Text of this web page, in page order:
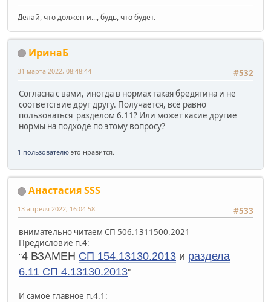
Делай, что должен и..., будь, что будет.
ИринаБ
#532
31 марта 2022, 08:48:44
Согласна с вами, иногда в нормах такая бредятина и не
соответствие друг другу. Получается, всё равно
пользоваться разделом 6.11? Или может какие другие
нормы на подходе по этому вопросу?
1 пользователю это нравится.
Анастасия SSS
#533
13 апреля 2022, 16:04:58
внимательно читаем СП 506.1311500.2021
Предисловие п.4:
"4 ВЗАМЕН СП 154.13130.2013 и раздела
6.11 СП 4.13130.2013"
И самое главное п.4.1: